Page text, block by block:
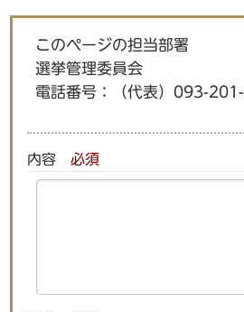
このページの担当部署
選挙管理委員会
電話番号：
（代表）093-
内容 必須